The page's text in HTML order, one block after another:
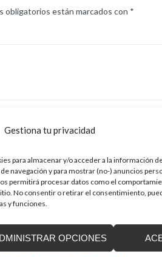
Gestiona tu privacidad
para almacenar y/o acceder a la información
navegación y para mostrar (no-) anuncios
permitirá procesar datos como el
No consentir o retirar el consentimiento,
y funciones.
OPCIONES
obligatorios están marcados con *
Correo electrónico